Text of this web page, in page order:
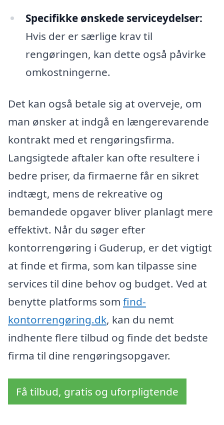
Specifikke ønskede serviceydelser:
Hvis der er særlige krav til
rengøringen, kan dette også påvirke
omkostningerne.
Det kan også betale sig at overveje, om
man ønsker at indgå en længerevarende
kontrakt med et rengøringsfirma.
Langsigtede aftaler kan ofte resultere i
bedre priser, da firmaerne får en sikret
indtægt, mens de rekreative og
bemandede opgaver bliver planlagt mere
effektivt. Når du søger efter
kontorrengøring i Guderup, er det vigtigt
at finde et firma, som kan tilpasse sine
services til dine behov og budget. Ved at
benytte platforms som find-
kontorrengøring.dk, kan du nemt
indhente flere tilbud og finde det bedste
firma til dine rengøringsopgaver.
Få tilbud, gratis og uforpligtende